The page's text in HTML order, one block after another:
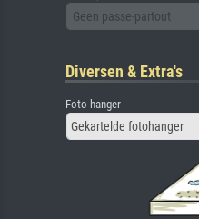
Geen passe-partout
Diversen & Extra's
Foto hanger
Gekartelde fotohanger